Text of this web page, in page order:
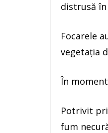
distrusă
Focarele
vegetația
În
Potrivit
fum